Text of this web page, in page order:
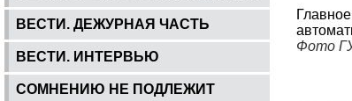
ВЕСТИ. ДЕЖУРНАЯ ЧАСТЬ
ВЕСТИ. ИНТЕРВЬЮ
СОМНЕНИЮ НЕ ПОДЛЕЖИТ
Фото